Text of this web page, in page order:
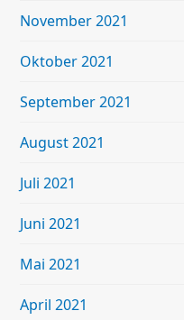
November 2021
Oktober 2021
September 2021
August 2021
Juli 2021
Juni 2021
Mai 2021
April 2021